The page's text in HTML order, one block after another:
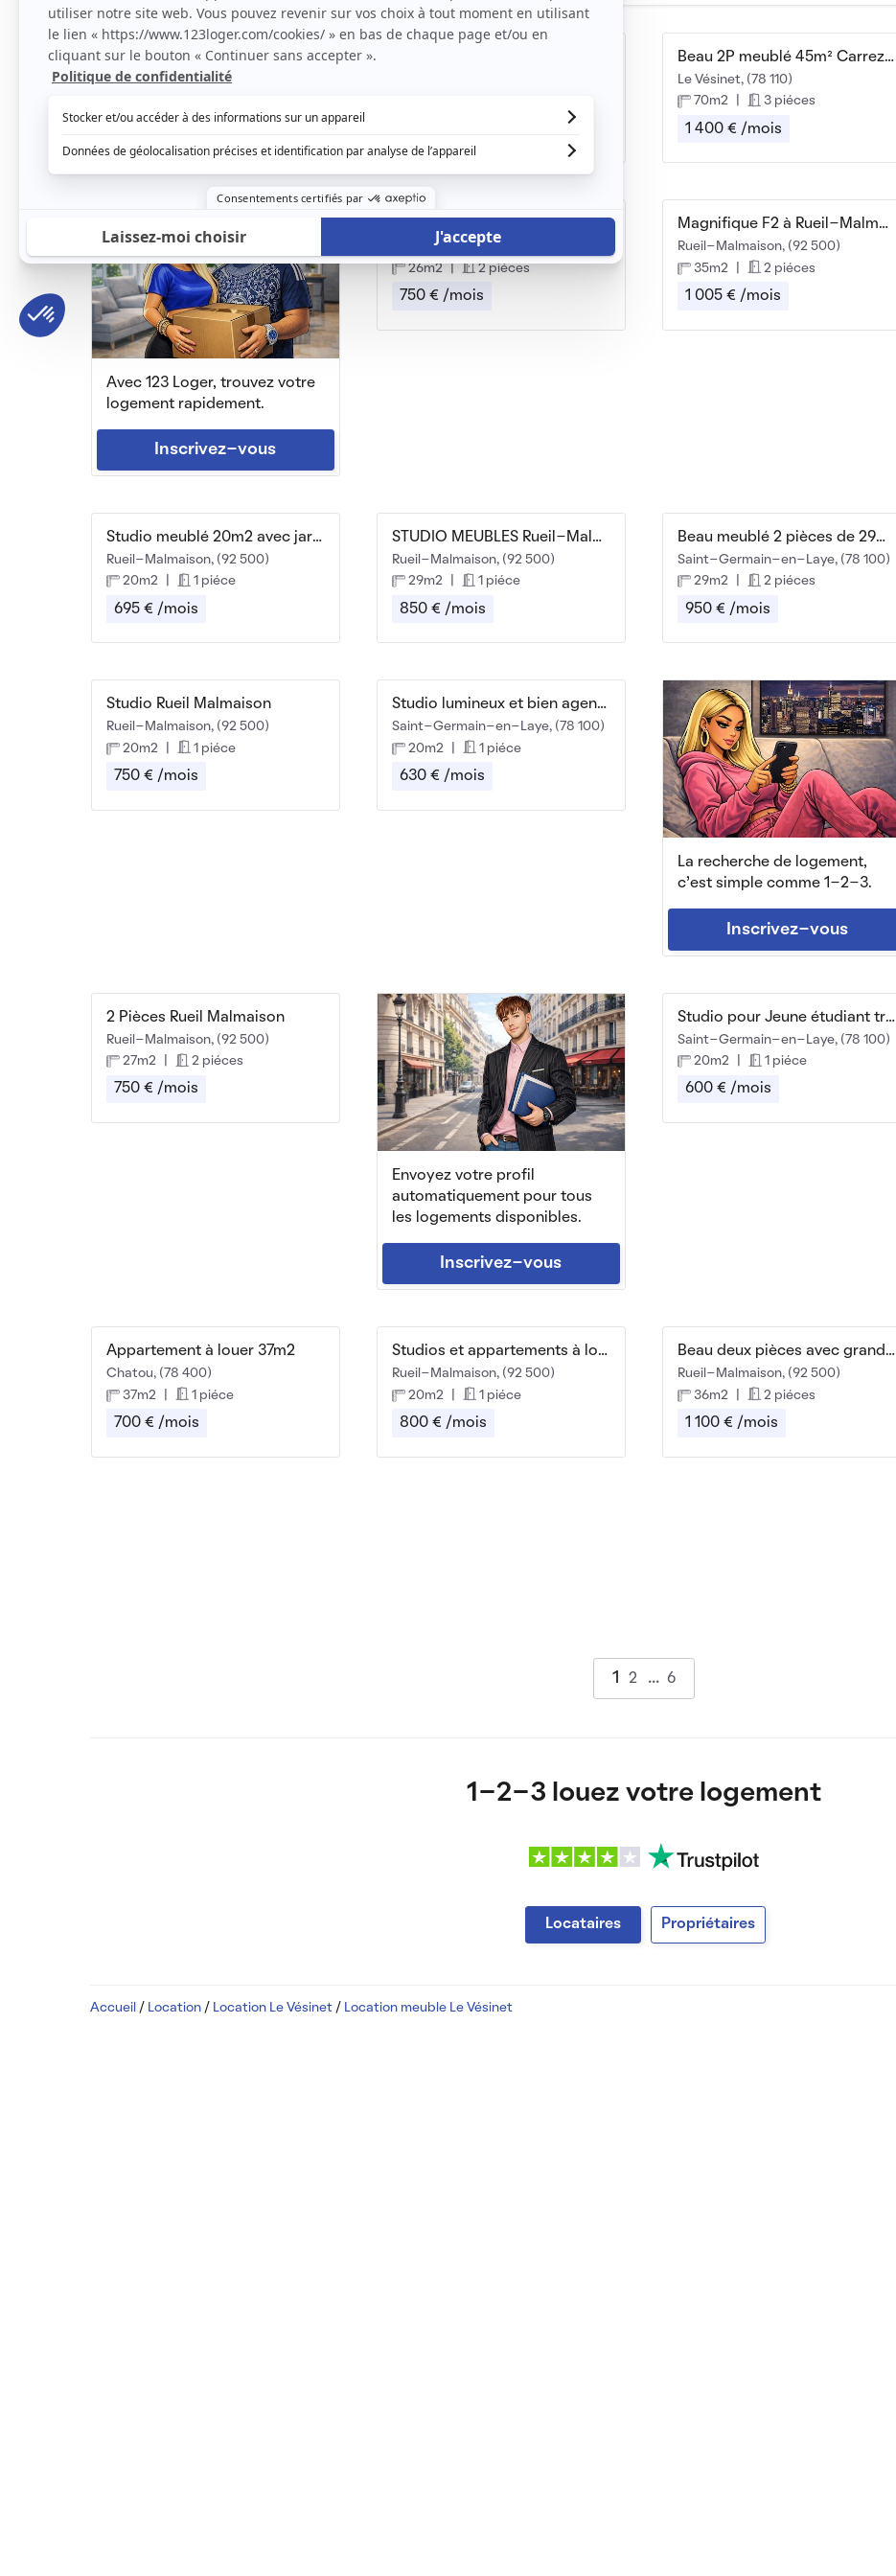
Avec 123 Loger, trouvez votre
logement rapidement.
Inscrivez-vous
La recherche de logement,
c'est simple comme 1-2-3.
Inscrivez-vous
Envoyez votre profil
automatiquement pour tous
les logements disponibles.
Inscrivez-vous
Belle chambre meublée de 10m² rénovée
Le Vésinet, (78 110)
Beau 2P meublé 45m² Carrez (70m² au sol) en Duplex
Le Vésinet, (78 110)
70m2
3 piéces
1 400 € /mois
Houilles, (78 800)
26m2
2 piéces
750 € /mois
Magnifique F2 à Rueil-Malmaison
Rueil-Malmaison, (92 500)
35m2
2 piéces
1 005 € /mois
Studio meublé 20m2 avec jardin privatif-parking
Rueil-Malmaison, (92 500)
20m2
1 piéce
695 € /mois
STUDIO MEUBLES Rueil-Malmaison (centre)
Rueil-Malmaison, (92 500)
29m2
1 piéce
850 € /mois
Beau meublé 2 pièces de 29m² refait à neuf
Saint-Germain-en-Laye, (78 100)
29m2
2 piéces
950 € /mois
Studio Rueil Malmaison
Rueil-Malmaison, (92 500)
20m2
1 piéce
750 € /mois
Studio lumineux et bien agencé
Saint-Germain-en-Laye, (78 100)
20m2
1 piéce
630 € /mois
2 Pièces Rueil Malmaison
Rueil-Malmaison, (92 500)
27m2
2 piéces
750 € /mois
Studio pour Jeune étudiant travaillant
Saint-Germain-en-Laye, (78 100)
20m2
1 piéce
600 € /mois
Appartement à louer 37m2
Chatou, (78 400)
37m2
1 piéce
700 € /mois
Studios et appartements à louer Centre de Rueil
Rueil-Malmaison, (92 500)
20m2
1 piéce
800 € /mois
Beau deux pièces avec grande terrasse
Rueil-Malmaison, (92 500)
36m2
2 piéces
1 100 € /mois
1 2 6
1-2-3 louez votre logement
Locataires Propriétaires
Accueil / Location / Location Le Vésinet / Location meuble Le Vésinet